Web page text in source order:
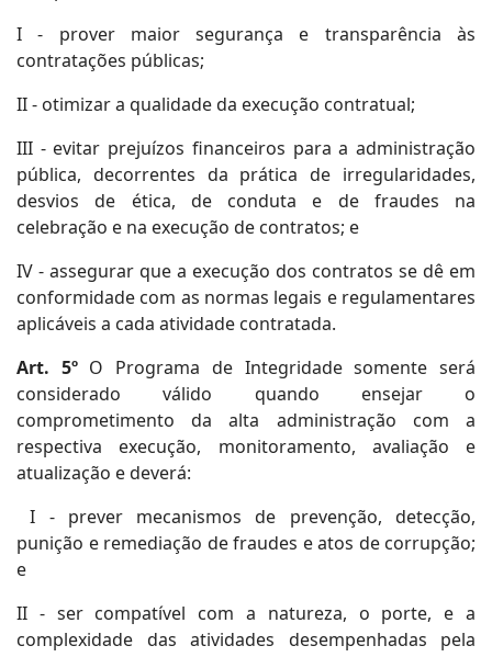
I - prover maior segurança e transparência às
contratações públicas;
II - otimizar a qualidade da execução contratual;
III - evitar prejuízos financeiros para a administração
pública, decorrentes da prática de irregularidades,
desvios de ética, de conduta e de fraudes na
celebração e na execução de contratos; e
IV - assegurar que a execução dos contratos se dê em
conformidade com as normas legais e regulamentares
aplicáveis a cada atividade contratada.
Art. 5ºO Programa de Integridade somente será
considerado válido quando ensejar o
comprometimento da alta administração com a
respectiva execução, monitoramento, avaliação e
atualização e deverá:
I - prever mecanismos de prevenção, detecção,
punição e remediação de fraudes e atos de corrupção;
e
II - ser compatível com a natureza, o porte, e a
complexidade das atividades desempenhadas pela